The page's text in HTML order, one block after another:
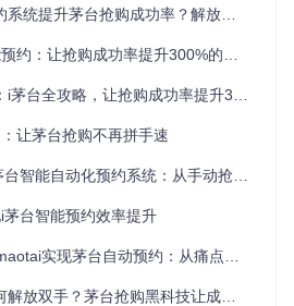
i茅台账号，每个账号可独立设置预约
所有预约任务状态，成功/失败记录一
推送通知，无需人工反复检查。
茅台抢购成功率？解放双手的自动化解决方案
让抢购成功率提升300%的黑科技工具
攻略，让抢购成功率提升300%的自动化神器
让茅台抢购不再拼手速
动化预约系统：从手动抢单到AI决策的效率革命
台智能预约效率提升
茅台自动预约：从痛点到解决方案的完整指南
？茅台抢购黑科技让成功率提升300%的秘密